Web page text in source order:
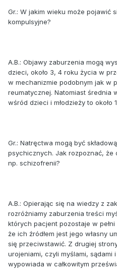
Gr.: W jakim wieku może pojawić
kompulsyjne?
A.B.: Objawy zaburzenia mogą
dzieci, około 3, 4 roku życia w
w mechanizmie podobnym jak w
reumatycznej. Natomiast średnia
wśród dzieci i młodzieży to około
Gr.: Natręctwa mogą być
psychicznych. Jak rozpoznać, że
np. schizofrenii?
A.B.: Opierając się na wiedzy z
rozróżniamy zaburzenia treści
których pacjent pozostaje w
że ich źródłem jest jego własny
się przeciwstawić. Z drugiej
urojeniami, czyli myślami,
wypowiada w całkowitym